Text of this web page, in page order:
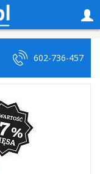
602-736-457